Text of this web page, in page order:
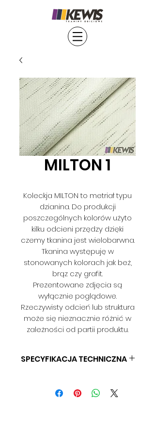
MILTON 1
Koleckja MILTON to metriał typu
dzianina. Do produkcji
poszczególnych kolorów użyto
kilku odcieni przędzy dzięki
czemy tkanina jest wielobarwna.
Tkanina występuję w
stonowanych kolorach jak beż,
brąz czy grafit.
Prezentowane zdjęcia są
wyłącznie poglądowe.
Rzeczywisty odcień lub struktura
może się nieznacznie różnić w
zależności od partii produktu.
SPECYFIKACJA TECHNICZNA
GRAMATURA: 280 G/M2
SZEROKOŚĆ: 142 CM